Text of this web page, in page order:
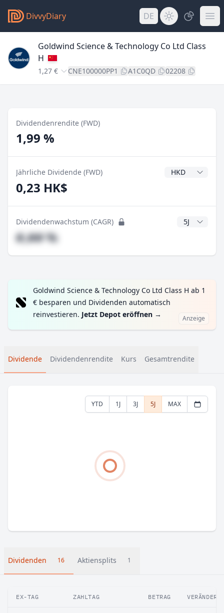
DivvyDiary DE
Goldwind Science & Technology Co Ltd Class
H
1,27 € CNE100000PP1 A1C0QD 02208
Dividendenrendite (FWD)
1,99 %
Jährliche Dividende (FWD)
0,23 HK$
Dividendenwachstum (CAGR) CAGR Jahre
#,## %
Goldwind Science & Technology Co Ltd Class H ab 1
€ besparen und Dividenden automatisch
reinvestieren. Jetzt Depot eröffnen → Anzeige
Dividende Dividendenrendite Kurs Gesamtrendite
YTD 1J 3J 5J MAX
Dividenden 16 Aktiensplits 1
EX-TAG ZAHLTAG BETRAG